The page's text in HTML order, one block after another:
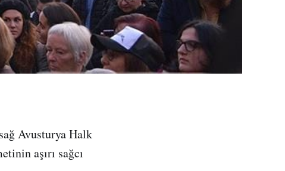
Avusturya Halk
aşırı sağcı